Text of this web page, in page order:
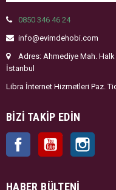
0850 346 46 24
info@evimdehobi.com
Adres: Ahmediye Mah.
İstanbul
Libra İnternet Hizmetleri Paz.
BIZI TAKIP EDIN
Facebook YouTube
HABER BÜLTENI